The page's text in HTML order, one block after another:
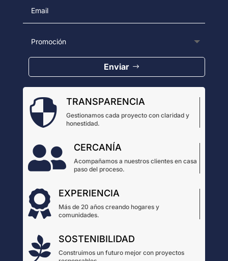
Enviar
 TRANSPARENCIA
Gestionamos cada proyecto con claridad y
honestidad.
 CERCANÍA
Acompañamos a nuestros clientes en casa
paso del proceso.
 EXPERIENCIA
Más de 20 años creando hogares y
comunidades.
 SOSTENIBILIDAD
Construimos un futuro mejor con proyectos